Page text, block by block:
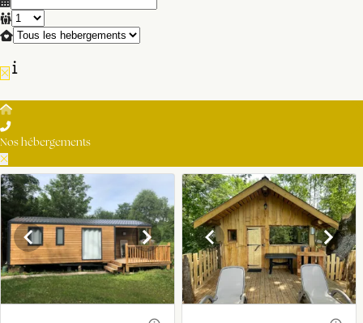
Nos hébergements